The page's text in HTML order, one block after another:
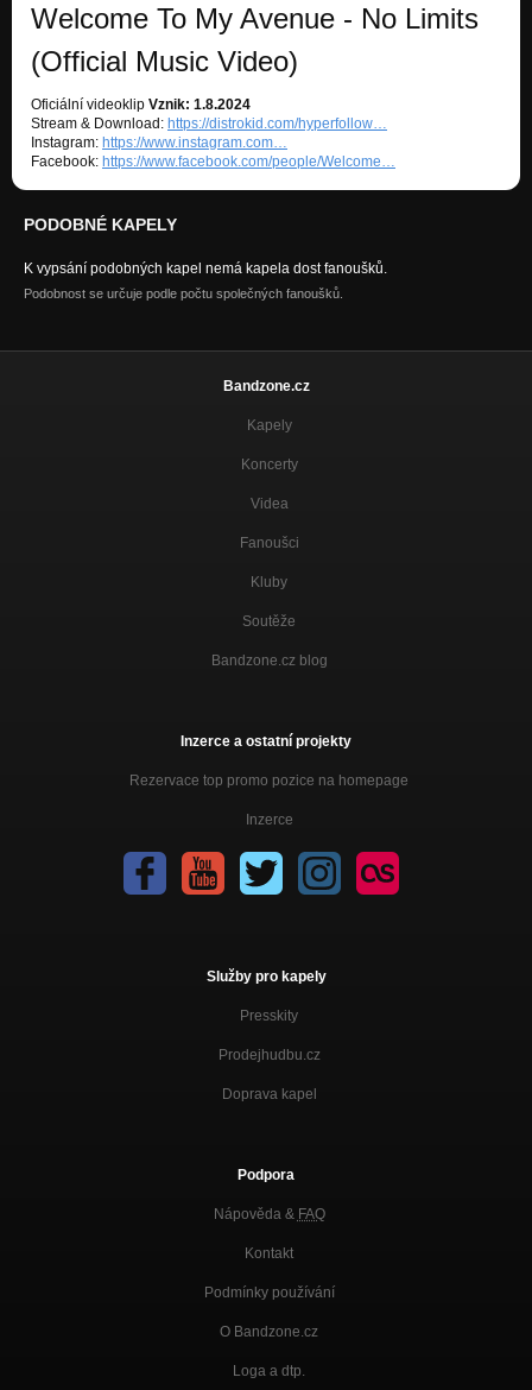
Welcome To My Avenue - No Limits
(Official Music Video)
Oficiální videoklip Vznik: 1.8.2024
Stream & Download: https://distrokid.com/hyperfollow…
Instagram: https://www.instagram.com…
Facebook: https://www.facebook.com/people/Welcome…
PODOBNÉ KAPELY
K vypsání podobných kapel nemá kapela dost fanoušků.
Podobnost se určuje podle počtu společných fanoušků.
Bandzone.cz
Kapely
Koncerty
Videa
Fanoušci
Kluby
Soutěže
Bandzone.cz blog
Inzerce a ostatní projekty
Rezervace top promo pozice na homepage
Inzerce
Služby pro kapely
Presskity
Prodejhudbu.cz
Doprava kapel
Podpora
Nápověda & FAQ
Kontakt
Podmínky používání
O Bandzone.cz
Loga a dtp.